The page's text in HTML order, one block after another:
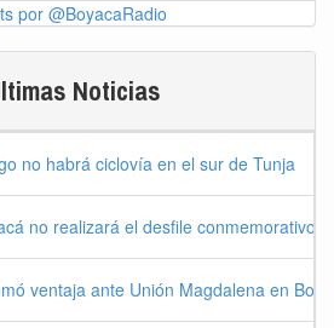
por @BoyacaRadio
Noticias
no habrá ciclovía en el sur de Tunja
no realizará el desfile conmemorativo
ventaja ante Unión Magdalena en